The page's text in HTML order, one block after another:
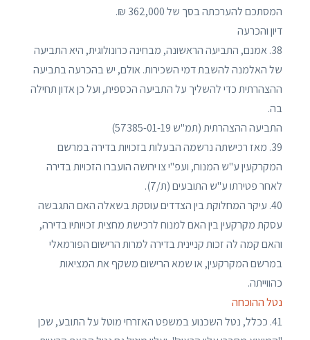
המסתכם להערכתה בסך של 362,000 ₪.
דיון והכרעה
38. אמנם, התביעה הראשונה, מבחינה כרונולוגית, היא התביעה
של האלמנה להשבת דמי השכירות. אולם, יש בהכרעה בתביעה
ההצהרתית כדי להשליך על התביעה הכספית, ועל כן אדון תחילה
בה.
התביעה ההצהרתית (תמ"ש 57385-01-19)
39. מאז רכישתה נרשמה הבעלות בזכויות בדירה במרשם
המקרקעין ע"ש המנוח, ועפ"י צו ירושה הועברו הזכויות בדירה
לאחר פטירתו ע"ש התובעים (ת/7).
40. עיקר המחלוקת בין הצדדים עוסקת בשאלה האם התגבשה
עסקת מקרקעין בין האם למנוח לרכישת מחצית זכויותיו בדירה,
והאם קמה לה זכות קניינית בדירה למרות הרישום הפורמאלי
במרשם המקרקעין, או שמא הרישום משקף את המציאות
כהווייתה.
נטל ההוכחה
41. ככלל, נטל השכנוע במשפט האזרחי מוטל על התובע, שכן